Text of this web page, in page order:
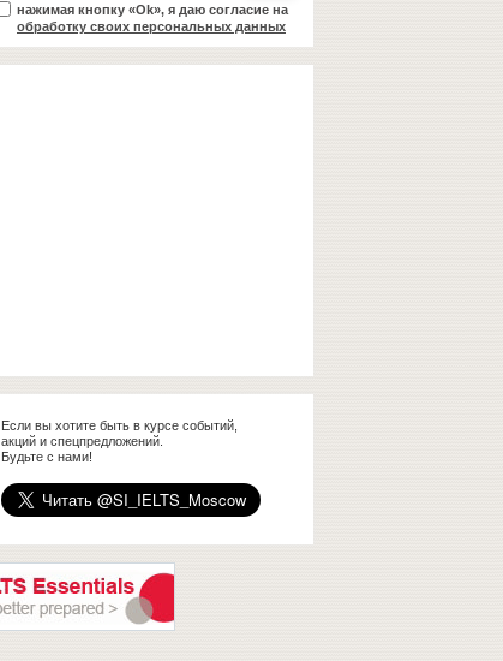
нажимая кнопку «Ok», я даю согласие на
обработку своих персональных данных
Если вы хотите быть в курсе событий,
акций и спецпредложений.
Будьте с нами!